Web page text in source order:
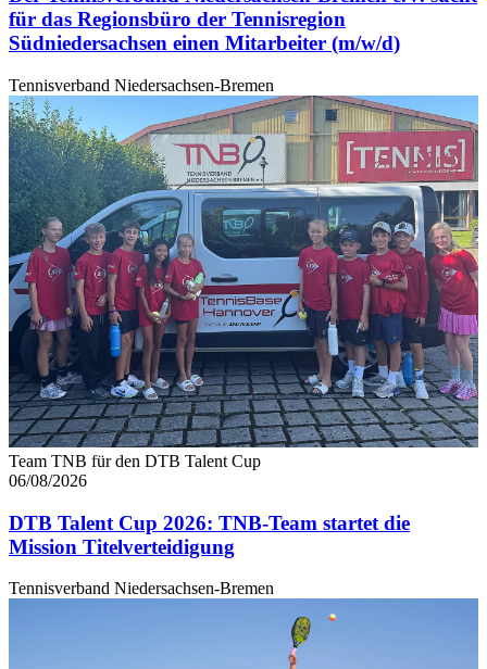
für das Regionsbüro der Tennisregion
Südniedersachsen einen Mitarbeiter (m/w/d)
Tennisverband Niedersachsen-Bremen
Team TNB für den DTB Talent Cup
06/08/2026
DTB Talent Cup 2026: TNB-Team startet die
Mission Titelverteidigung
Tennisverband Niedersachsen-Bremen